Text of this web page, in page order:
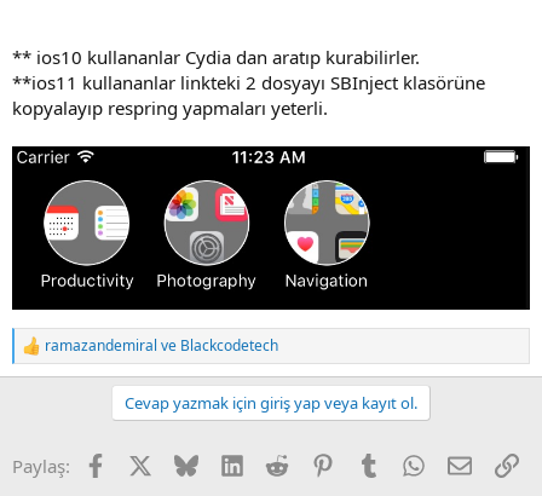
** ios10 kullananlar Cydia dan aratıp kurabilirler.
**ios11 kullananlar linkteki 2 dosyayı SBInject klasörüne
kopyalayıp respring yapmaları yeterli.
R
e
o
ramazandemiral ve Blackcodetech
Cevap yazmak için giriş yap veya kayıt ol.
Paylaş: Facebook BlueskyLinkedInReddit PinterestTumblr WhatsApp
E-posta